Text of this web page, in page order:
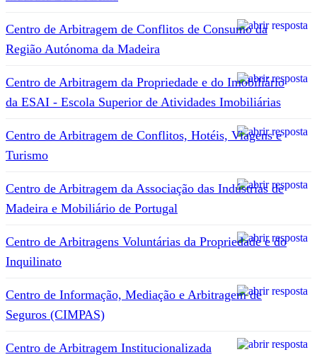
Centro de Arbitragem de Conflitos de Consumo da
Região Autónoma da Madeira
Centro de Arbitragem da Propriedade e do Imobiliário
da ESAI - Escola Superior de Atividades Imobiliárias
Centro de Arbitragem de Conflitos, Hotéis, Viagens e
Turismo
Centro de Arbitragem da Associação das Indústrias de
Madeira e Mobiliário de Portugal
Centro de Arbitragens Voluntárias da Propriedade e do
Inquilinato
Centro de Informação, Mediação e Arbitragem de
Seguros (CIMPAS)
Centro de Arbitragem Institucionalizada